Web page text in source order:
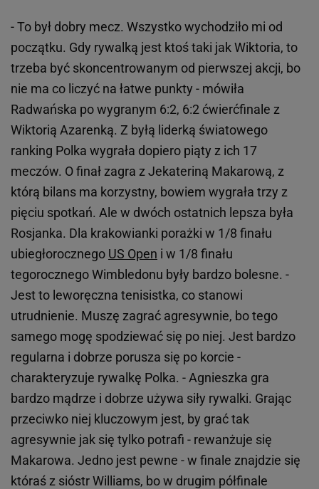
- To był dobry mecz. Wszystko wychodziło mi od
początku. Gdy rywalką jest ktoś taki jak Wiktoria, to
trzeba być skoncentrowanym od pierwszej akcji, bo
nie ma co liczyć na łatwe punkty - mówiła
Radwańska po wygranym 6:2, 6:2 ćwierćfinale z
Wiktorią Azarenką. Z byłą liderką światowego
ranking Polka wygrała dopiero piąty z ich 17
meczów. O finał zagra z Jekateriną Makarową, z
którą bilans ma korzystny, bowiem wygrała trzy z
pięciu spotkań. Ale w dwóch ostatnich lepsza była
Rosjanka. Dla krakowianki porażki w 1/8 finału
ubiegłorocznego US Open i w 1/8 finału
tegorocznego Wimbledonu były bardzo bolesne. -
Jest to leworęczna tenisistka, co stanowi
utrudnienie. Muszę zagrać agresywnie, bo tego
samego mogę spodziewać się po niej. Jest bardzo
regularna i dobrze porusza się po korcie -
charakteryzuje rywalkę Polka. - Agnieszka gra
bardzo mądrze i dobrze używa siły rywalki. Grając
przeciwko niej kluczowym jest, by grać tak
agresywnie jak się tylko potrafi - rewanżuje się
Makarowa. Jedno jest pewne - w finale znajdzie się
któraś z sióstr Williams, bo w drugim półfinale